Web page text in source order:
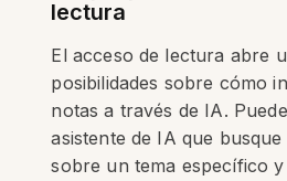
lectura
El acceso de lectura abre
posibilidades sobre cómo
notas a través de IA.
asistente de IA que
sobre un tema específico